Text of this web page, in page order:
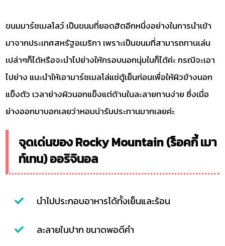
ขนมมาร์ชเมลโลว์ เป็นขนมที่ยอดฮิตอีกหนึ่งอย่างในการนำเข้า
มาจากประเทศสหรัฐอเมริกา เพราะเป็นขนมที่สามารถทานเล่น
เปล่าๆก็ได้หรือจะนำไปย่างให้กรอบนอกนุ่มในก็ได้ค่ะ กรณีจะเอา
ไปย่าง แนะนำให้เอามาร์ชเมลโล่แช่ตู้เย็นก่อนเพื่อให้ผิวข้างนอก
แข็งตัว เวลาย่างผิวนอกแข็งแต่ด้านในละลายทานง่าย ซึ่งเมื่อ
ย่างออกมาบอกเลยว่าหอมน่ารับประทานมากเลยค่ะ
จุดเด่นของ Rocky Mountain (ร็อคกี้ เมา
ท์เทน) ออริจินอล
นำไปประกอบอาหารได้ทั้งเย็นและร้อน
ละลายในปาก ขนาดพอดีคำ